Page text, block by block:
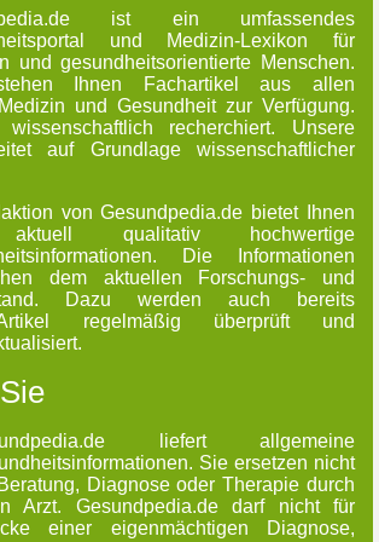
ist ein umfassendes
und Medizin-Lexikon für
und gesundheitsorientierte Menschen.
Ihnen Fachartikel aus allen
und Gesundheit zur Verfügung.
wissenschaftlich recherchiert. Unsere
auf Grundlage wissenschaftlicher
von Gesundpedia.de bietet Ihnen
qualitativ hochwertige
Die Informationen
dem aktuellen Forschungs- und
Dazu werden auch bereits
regelmäßig überprüft und
liefert allgemeine
Sie ersetzen nicht
Diagnose oder Therapie durch
Arzt. Gesundpedia.de darf nicht für
einer eigenmächtigen Diagnose,